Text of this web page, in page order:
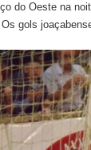
do Oeste na
gols